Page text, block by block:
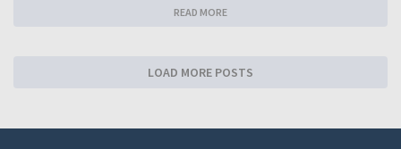
READ MORE
LOAD MORE POSTS